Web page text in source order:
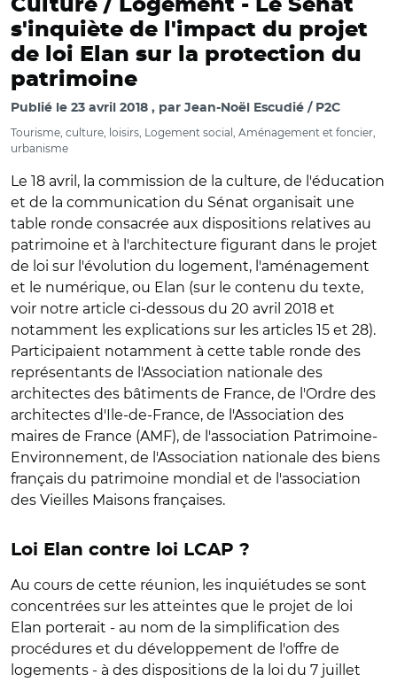
Culture / Logement - Le Sénat
s'inquiète de l'impact du projet
de loi Elan sur la protection du
patrimoine
Publié le 23 avril 2018 par Jean-Noël Escudié / P2C
Tourisme, culture, loisirs, Logement social, Aménagement et foncier,
urbanisme
Le 18 avril, la commission de la culture, de l'éducation
et de la communication du Sénat organisait une
table ronde consacrée aux dispositions relatives au
patrimoine et à l'architecture figurant dans le projet
de loi sur l'évolution du logement, l'aménagement
et le numérique, ou Elan (sur le contenu du texte,
voir notre article ci-dessous du 20 avril 2018 et
notamment les explications sur les articles 15 et 28).
Participaient notamment à cette table ronde des
représentants de l'Association nationale des
architectes des bâtiments de France, de l'Ordre des
architectes d'Ile-de-France, de l'Association des
maires de France (AMF), de l'association Patrimoine-
Environnement, de l'Association nationale des biens
français du patrimoine mondial et de l'association
des Vieilles Maisons françaises.
Loi Elan contre loi LCAP ?
Au cours de cette réunion, les inquiétudes se sont
concentrées sur les atteintes que le projet de loi
Elan porterait - au nom de la simplification des
procédures et du développement de l'offre de
logements - à des dispositions de la loi du 7 juillet